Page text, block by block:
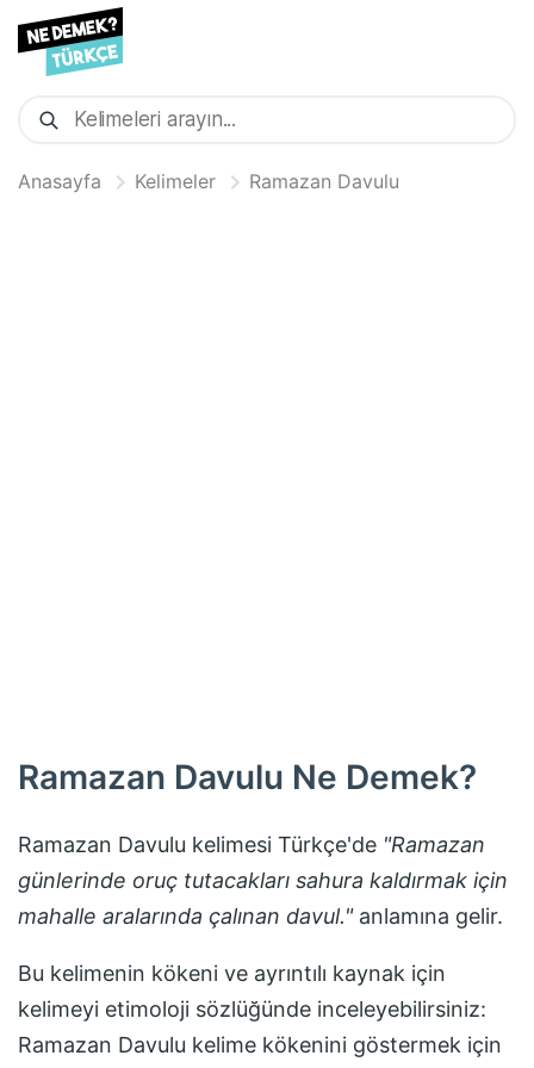
Anasayfa Kelimeler Ramazan Davulu
Ramazan Davulu Ne Demek?
Ramazan Davulu kelimesi Türkçe'de "Ramazan
günlerinde oruç tutacakları sahura kaldırmak için
mahalle aralarında çalınan davul."anlamına gelir.
Bu kelimenin kökeni ve ayrıntılı kaynak için
kelimeyi etimoloji sözlüğünde inceleyebilirsiniz:
Ramazan Davulu kelime kökenini göstermek için